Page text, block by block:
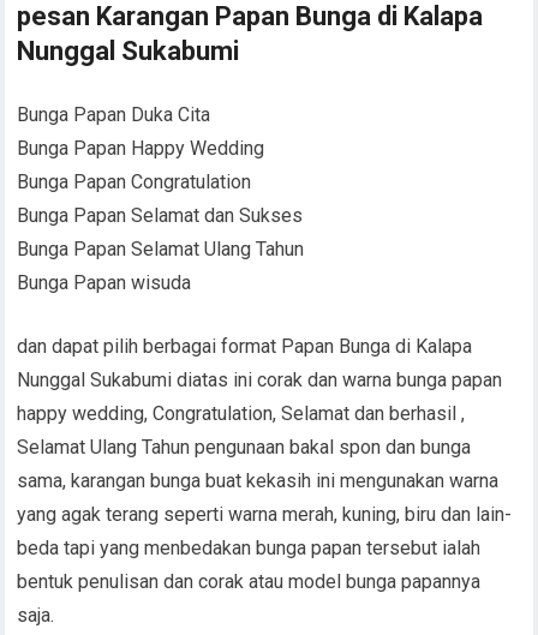
pesan Karangan Papan Bunga di Kalapa
Nunggal Sukabumi
Bunga Papan Duka Cita
Bunga Papan Happy Wedding
Bunga Papan Congratulation
Bunga Papan Selamat dan Sukses
Bunga Papan Selamat Ulang Tahun
Bunga Papan wisuda
dan dapat pilih berbagai format Papan Bunga di Kalapa
Nunggal Sukabumi diatas ini corak dan warna bunga papan
happy wedding, Congratulation, Selamat dan berhasil ,
Selamat Ulang Tahun pengunaan bakal spon dan bunga
sama, karangan bunga buat kekasih ini mengunakan warna
yang agak terang seperti warna merah, kuning, biru dan lain-
beda tapi yang menbedakan bunga papan tersebut ialah
bentuk penulisan dan corak atau model bunga papannya
saja.